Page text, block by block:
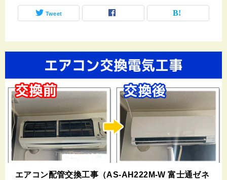
Tweet
エアコン配管交換工事（AS-AH222M-W 富士通ゼネ